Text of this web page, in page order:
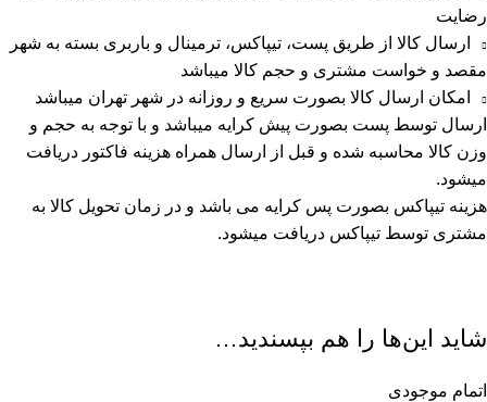
رضایت
ارسال کالا از طریق پست، تیپاکس، ترمینال و باربری بسته به شهر
مقصد و خواست مشتری و حجم کالا میباشد
امکان ارسال کالا بصورت سریع و روزانه در شهر تهران میباشد
ارسال توسط پست بصورت پیش کرایه میباشد و با توجه به حجم و
وزن کالا محاسبه شده و قبل از ارسال همراه هزینه فاکتور دریافت
میشود.
هزینه تیپاکس بصورت پس کرایه می باشد و در زمان تحویل کالا به
مشتری توسط تیپاکس دریافت میشود.
شاید این‌ها را هم بپسندید…
اتمام موجودی